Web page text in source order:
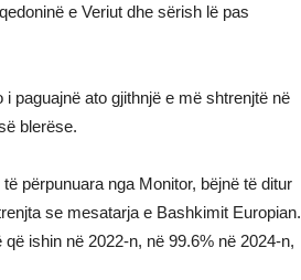
e Veriut dhe sërish lë pas
paguajnë ato gjithnjë e më shtrenjtë në
blerëse.
përpunuara nga Monitor, bëjnë të ditur
se mesatarja e Bashkimit Europian.
ishin në 2022-n, në 99.6% në 2024-n,